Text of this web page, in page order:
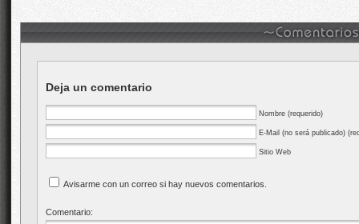
Deja un comentario
Nombre (requerido)
E-Mail (no será publicado)
Sitio Web
Avisarme con un correo si hay nuevos comentarios.
Comentario: